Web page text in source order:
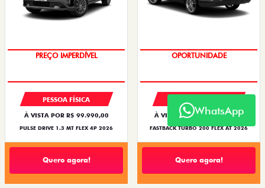
OPORTUNIDADE
PESSOA FÍSICA
À VISTA POR R$ 99.990,00
PULSE DRIVE 1.3 MT FLEX 4P 2026
Quero agora!
OPORTUNIDADE
À VISTA POR R$ 119.990,00
FASTBACK TURBO 200 FLEX AT 2026
Quero agora!
WhatsApp